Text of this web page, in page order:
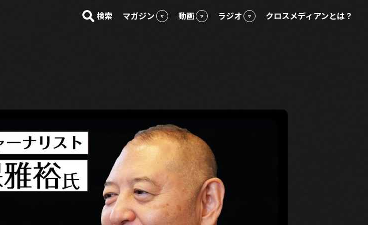
検索 マガジン 動画 ラジオ クロスメディアンとは？